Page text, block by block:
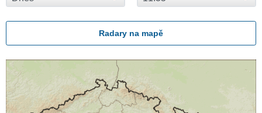
Radary na mapě